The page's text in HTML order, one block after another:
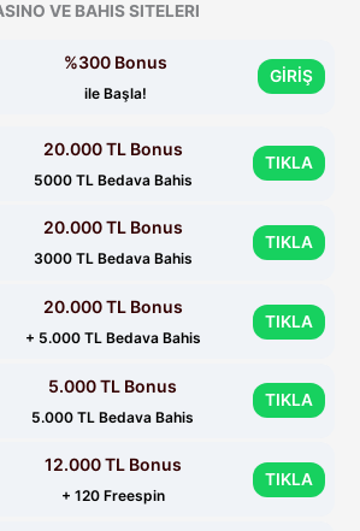
VE BAHIS SITELERI
%300 Bonus
ile Başla!
GİRİŞ
20.000 TL Bonus
5000 TL Bedava Bahis
TIKLA
20.000 TL Bonus
3000 TL Bedava Bahis
TIKLA
20.000 TL Bonus
+ 5.000 TL Bedava Bahis
TIKLA
5.000 TL Bonus
5.000 TL Bedava Bahis
TIKLA
12.000 TL Bonus
+ 120 Freespin
TIKLA